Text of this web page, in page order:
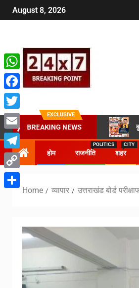
August 8, 2026
EXCLUSIVE
BREAKING NEWS
होम राजनीति
POLITICS
शहर
CITY
Home व्यापार उत्तराखंड बोर्ड
WhatsApp
Facebook
Twitter
Email
Telegram
Copy
Share